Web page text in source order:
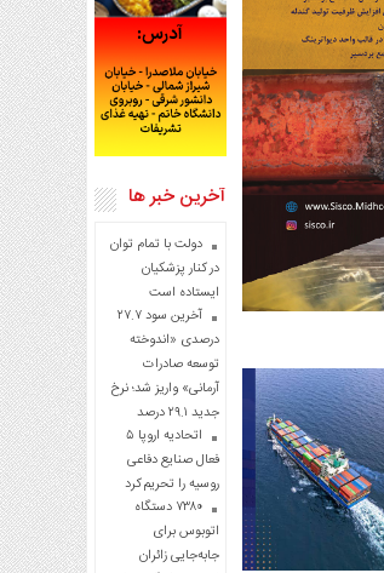
آخرین خبر ها
دولت با تمام توان
در کنار پزشکیان
ایستاده است
آخرین سود ۲۷.۷
درصدی «اندوخته
توسعه صادرات
آرمانی» واریز شد؛ نرخ
جدید ۲۹.۱ درصد
اتحادیه اروپا ۵
فعال صنایع دفاعی
روسیه را تحریم کرد
۷۳۸۰ دستگاه
اتوبوس برای
جابه‌جایی زائران